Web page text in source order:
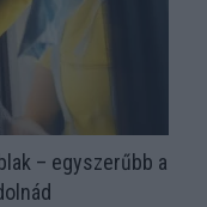
– egyszerűbb a